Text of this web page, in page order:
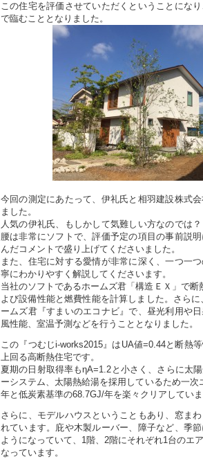
この住宅を評価させていただくということにな
で臨むこととなりました。
今回の測定にあたって、伊礼氏と相羽建設株式
ました。
人気の伊礼氏、もしかして気難しい方なのでは
腰は非常にソフトで、評価予定の項目の事前説
んだコメントで盛り上げてくださいました。
また、住宅に対する愛情が非常に深く、一つ一
寧にわかりやすく解説してくださいます。
当社のソフトであるホームズ君「構造ＥＸ」で断
よび設備性能と燃費性能を計算しました。さら
ームズ君『すまいのエコナビ』で、昼光利用や
風性能、室温予測などを行うこととなりました。
この『つむじi-works2015』はUA値=0.44と断熱
上回る高断熱住宅です。
夏期の日射取得率もηA=1.2と小さく、さらに太
ーシステム、太陽熱給湯を採用しているため一
年と低炭素基準の68.7GJ/年を楽々クリアしてい
さらに、モデルハウスということもあり、窓ま
れています。庇や木製ルーバー、障子など、季
ようになっていて、1階、2階にそれぞれ1台のエ
なっています。